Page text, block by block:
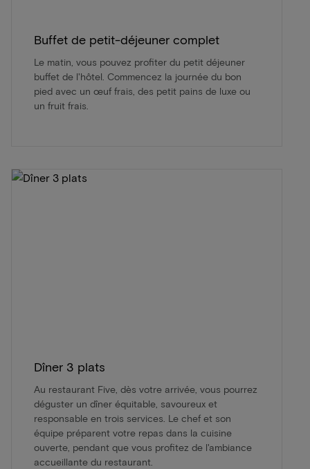
Buffet de petit-déjeuner complet
Le matin, vous pouvez profiter du petit déjeuner
buffet de l'hôtel. Commencez la journée du bon
pied avec un œuf frais, des petit pains de luxe ou
un fruit frais.
Dîner 3 plats
Au restaurant Five, dès votre arrivée, vous pourrez
déguster un dîner équitable, savoureux et
responsable en trois services. Le chef et son
équipe préparent votre repas dans la cuisine
ouverte, pendant que vous profitez de l'ambiance
accueillante du restaurant.